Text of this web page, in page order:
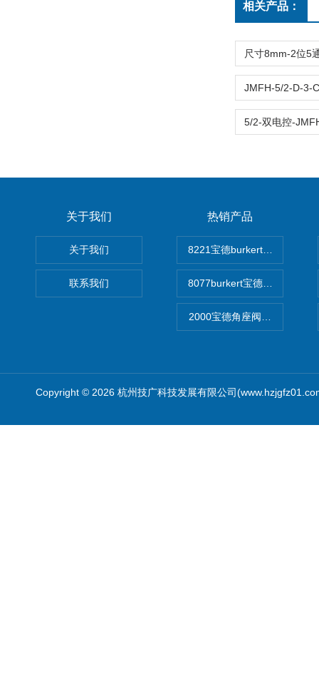
相关产品：
关于我们
关于我们
联系我们
热销产品
8221宝德burkert电导率探头
8077burkert宝德椭圆齿轮脉
2000宝德角座阀德国宝帝
Copyright © 2026 杭州技广科技发展有限公司